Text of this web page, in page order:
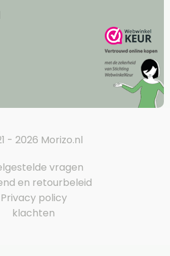
- 2026 Morizo.nl
vragen
en retourbeleid
Privacy policy
klachten